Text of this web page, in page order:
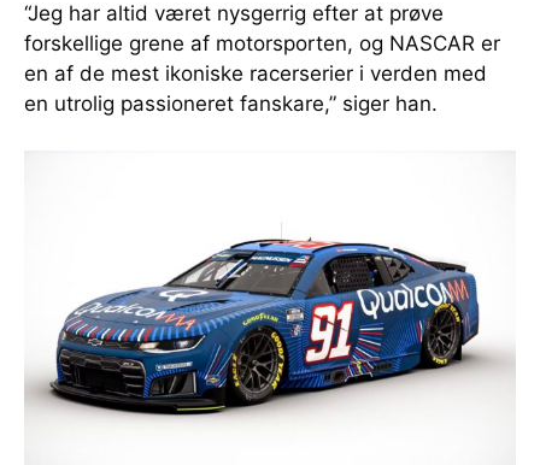
“Jeg har altid været nysgerrig efter at prøve
forskellige grene af motorsporten, og NASCAR er
en af de mest ikoniske racerserier i verden med
en utrolig passioneret fanskare,” siger han.